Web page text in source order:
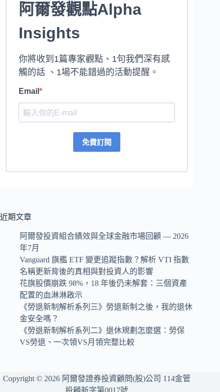
阿爾發觀點Alpha
Insights
你將收到1篇專家觀點、1句我們深有感
觸的話 、1場不能錯過的活動提醒。
Email
免費訂閱
近期文章
阿爾發投資組合績效與全球金融市場回顧 — 2026
年7月
Vanguard 旗艦 ETF 變更追蹤指數？解析 VTI 指數
名稱更新背後的真相與對投資人的影響
花旗股價崩跌 98%，18 年後仍未解套：三個資產
配置的血淋淋啟示
《勞退新制解析系列三》勞退新制之後，我的退休
金安全嗎？
《勞退新制解析系列二》退休規劃怎麼選：勞保
VS勞退、一次領VS月領完整比較
Copyright © 2026 阿爾發證券投資顧問(股)公司 114金管